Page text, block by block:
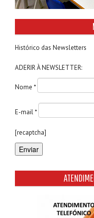
Histórico das Newsletters
ADERIR À NEWSLETTER:
Nome *
E-mail *
[recaptcha]